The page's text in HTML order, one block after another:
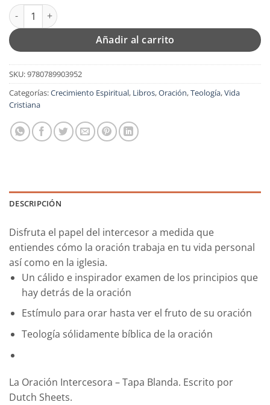
La Oración Intercesora - Tapa Blanda – Dutch Sheets cantidad
Añadir al carrito
SKU:9780789903952
Categorías:Crecimiento Espiritual, Libros,Oración,Teología,Vida
Cristiana
DESCRIPCIÓN
Disfruta el papel del intercesor a medida que
entiendes cómo la oración trabaja en tu vida personal
así como en la iglesia.
Un cálido e inspirador examen de los principios que
hay detrás de la oración
Estímulo para orar hasta ver el fruto de su oración
Teología sólidamente bíblica de la oración
La Oración Intercesora – Tapa Blanda. Escrito por
Dutch Sheets.